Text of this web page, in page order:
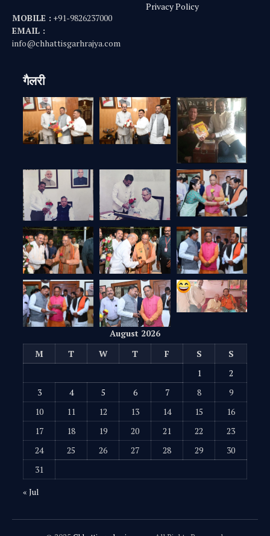
MOBILE : +91-9826237000
EMAIL :
info@chhattisgarhrajya.com
Privacy Policy
गैलरी
August 2026
M
T W T F S
S
1
2
3
4 5 6 7 8
9
10
11 12 13 14 15
16
17
18 19 20 21 22
23
24
25 26 27 28 29
30
31
« Jul